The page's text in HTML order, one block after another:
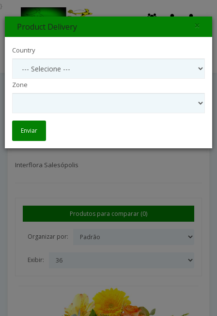
Interflora Salesópolis
Interflora Salesópolis
Produtos para comparar (0)
Organizar por:
Exibir:
}
Product Delivery ×
Country
Zone
Enviar